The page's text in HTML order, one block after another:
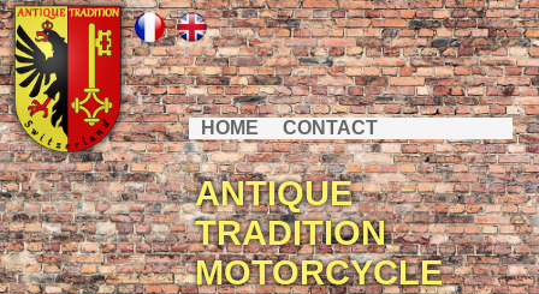
HOME CONTACT
ANTIQUE
TRADITION
MOTORCYCLE